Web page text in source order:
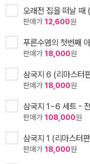
오래전 집을 떠날 때
판매가 12,600원
푸른수염의 첫번째
판매가 18,000원
삼국지 6 (리마스터
판매가 18,000원
삼국지 1~6 세트 -
판매가 108,000원
삼국지 1 (리마스터
판매가 18,000원